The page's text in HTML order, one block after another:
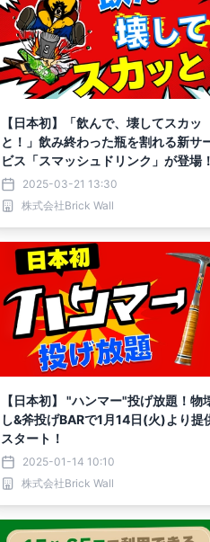
【日本初】「飲んで、壊してスカッ
と！」飲み終わった瓶を割れる新サ
ビス「スマッシュドリンク」が登場！
2025-03-21 13:30
株式会社Brick Wall
【日本初】 "ハンマー"投げ放題！物
し&斧投げBARで1月14日(火)より提
スタート！
2025-01-14 10:10
株式会社Brick Wall